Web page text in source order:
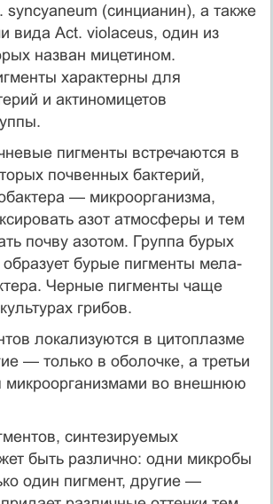
(синцианин), а также
вида Act. violaceus, один из
назван мицетином.
характерны для
и актиномицетов
пигменты встречаются в
почвенных бактерий,
— микроорганизма,
азот атмосферы и тем
почву азотом. Группа бурых
образует бурые пигменты мела-
Черные пигменты чаще
грибов.
локализуются в цитоплазме
— только в оболочке, а третьи
во внешнюю
синтезируемых
быть различно: одни микробы
один пигмент, другие —